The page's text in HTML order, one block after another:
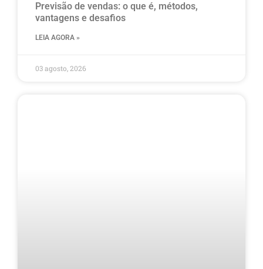
Previsão de vendas: o que é, métodos,
vantagens e desafios
LEIA AGORA »
03 agosto, 2026